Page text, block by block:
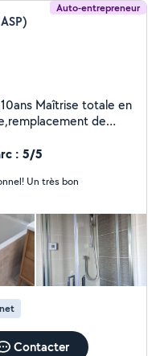
Auto-entrepreneur
Maîtrise totale en
de
Modification de
d'urgence
Réactif et toujours
: 5/5
Un très bon
Contacter